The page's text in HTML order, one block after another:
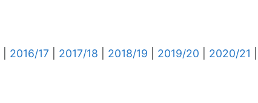
2016/17 2017/18 2018/19 2019/20 2020/21